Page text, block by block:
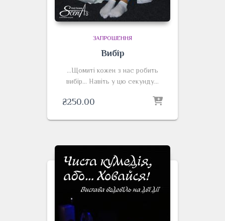
ЗАПРОШЕННЯ
Вибір
…Щомиті кожен з нас робить
вибір… Навіть у цю секунду…
₴250.00